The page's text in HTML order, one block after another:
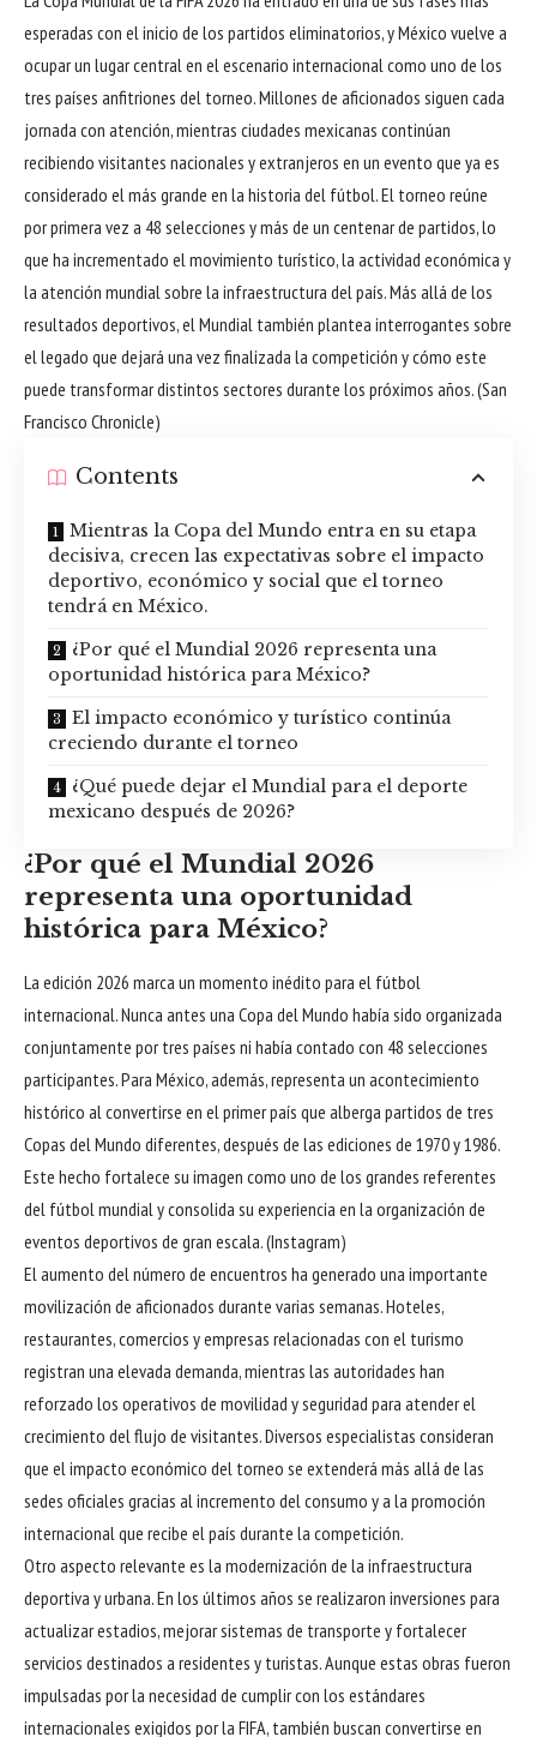
esperadas con el inicio de los partidos eliminatorios, y México vuelve a
ocupar un lugar central en el escenario internacional como uno de los
tres países anfitriones del torneo. Millones de aficionados siguen cada
jornada con atención, mientras ciudades mexicanas continúan
recibiendo visitantes nacionales y extranjeros en un evento que ya es
considerado el más grande en la historia del fútbol. El torneo reúne
por primera vez a 48 selecciones y más de un centenar de partidos, lo
que ha incrementado el movimiento turístico, la actividad económica y
la atención mundial sobre la infraestructura del país. Más allá de los
resultados deportivos, el Mundial también plantea interrogantes sobre
el legado que dejará una vez finalizada la competición y cómo este
puede transformar distintos sectores durante los próximos años. (San
Francisco Chronicle)
Contents
Mientras la Copa del Mundo entra en su etapa
decisiva, crecen las expectativas sobre el impacto
deportivo, económico y social que el torneo
tendrá en México.
¿Por qué el Mundial 2026 representa una
oportunidad histórica para México?
El impacto económico y turístico continúa
creciendo durante el torneo
¿Qué puede dejar el Mundial para el deporte
mexicano después de 2026?
¿Por qué el Mundial 2026
representa una oportunidad
histórica para México?
La edición 2026 marca un momento inédito para el fútbol
internacional. Nunca antes una Copa del Mundo había sido organizada
conjuntamente por tres países ni había contado con 48 selecciones
participantes. Para México, además, representa un acontecimiento
histórico al convertirse en el primer país que alberga partidos de tres
Copas del Mundo diferentes, después de las ediciones de 1970 y 1986.
Este hecho fortalece su imagen como uno de los grandes referentes
del fútbol mundial y consolida su experiencia en la organización de
eventos deportivos de gran escala. (Instagram)
El aumento del número de encuentros ha generado una importante
movilización de aficionados durante varias semanas. Hoteles,
restaurantes, comercios y empresas relacionadas con el turismo
registran una elevada demanda, mientras las autoridades han
reforzado los operativos de movilidad y seguridad para atender el
crecimiento del flujo de visitantes. Diversos especialistas consideran
que el impacto económico del torneo se extenderá más allá de las
sedes oficiales gracias al incremento del consumo y a la promoción
internacional que recibe el país durante la competición.
Otro aspecto relevante es la modernización de la infraestructura
deportiva y urbana. En los últimos años se realizaron inversiones para
actualizar estadios, mejorar sistemas de transporte y fortalecer
servicios destinados a residentes y turistas. Aunque estas obras fueron
impulsadas por la necesidad de cumplir con los estándares
internacionales exigidos por la FIFA, también buscan convertirse en